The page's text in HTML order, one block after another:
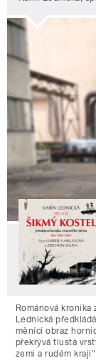
Románová
Lednická
měnící obraz
překrývá tlustá
zemi a rudém